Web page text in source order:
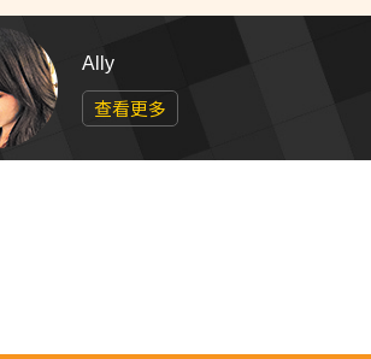
Ally
查看更多